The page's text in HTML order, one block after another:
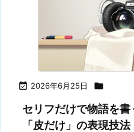
 2026年6月25日 
セリフだけで物語を
「皮だけ」の表現技法